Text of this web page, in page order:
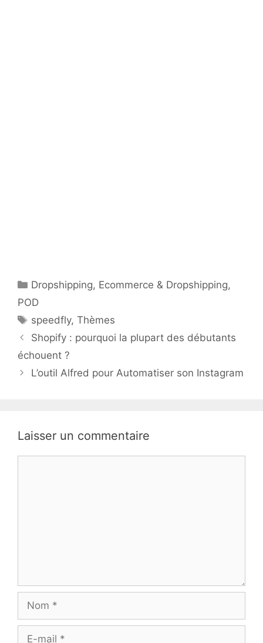
Catégories
Dropshipping, Ecommerce & Dropshipping,
POD
Étiquettes
speedfly,Thèmes
Shopify : pourquoi la plupart des débutants
échouent ?
L’outil Alfred pour Automatiser son Instagram
Laisser un commentaire